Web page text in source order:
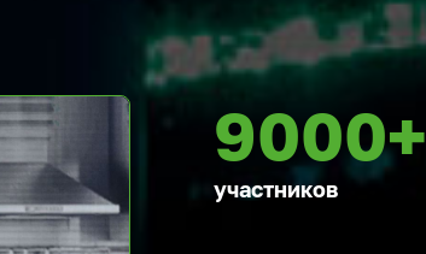
9000+
участников